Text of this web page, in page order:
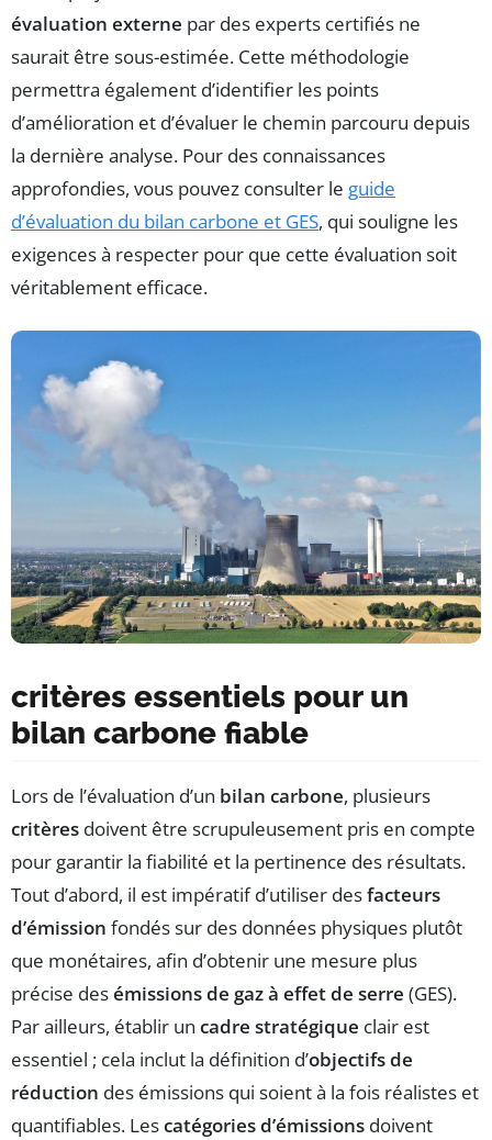
évaluation externe par des experts certifiés ne
saurait être sous-estimée. Cette méthodologie
permettra également d’identifier les points
d’amélioration et d’évaluer le chemin parcouru depuis
la dernière analyse. Pour des connaissances
approfondies, vous pouvez consulter le guide
d’évaluation du bilan carbone et GES, qui souligne les
exigences à respecter pour que cette évaluation soit
véritablement efficace.
critères essentiels pour un
bilan carbone fiable
Lors de l’évaluation d’un bilan carbone, plusieurs
critères doivent être scrupuleusement pris en compte
pour garantir la fiabilité et la pertinence des résultats.
Tout d’abord, il est impératif d’utiliser desfacteurs
d’émission fondés sur des données physiques plutôt
que monétaires, afin d’obtenir une mesure plus
précise desémissions de gaz à effet de serre (GES).
Par ailleurs, établir un cadre stratégique clair est
essentiel ; cela inclut la définition d’objectifs de
réduction des émissions qui soient à la fois réalistes et
quantifiables. Lescatégories d’émissions doivent